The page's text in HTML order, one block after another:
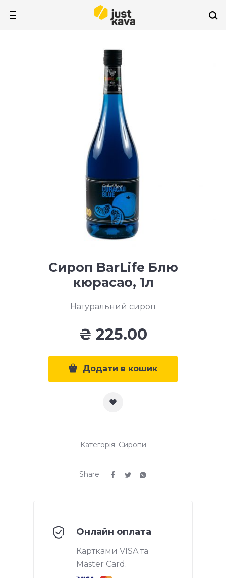
Сироп BarLife Блю
кюрасао, 1л
Натуральний сироп
₴ 225.00
Додати в кошик
Категорія: Сиропи
Share
Онлайн оплата
Картками VISA та
Master Card.